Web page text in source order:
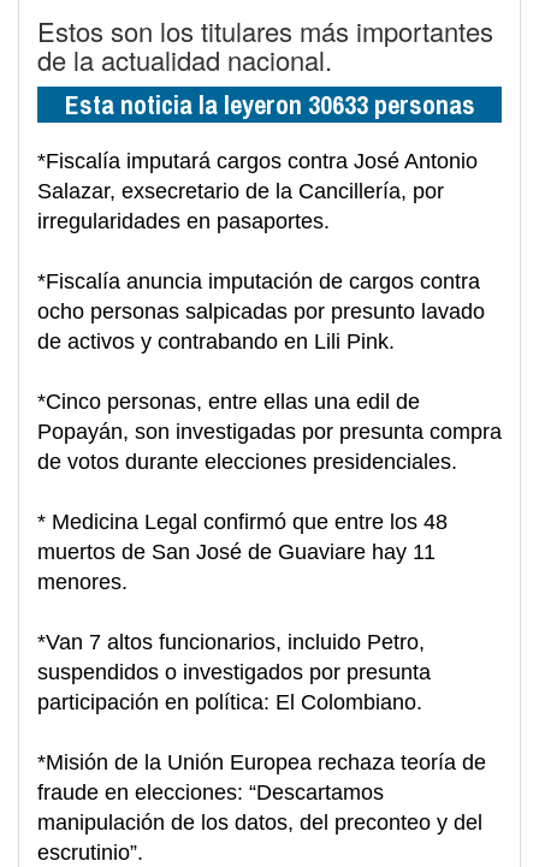
Estos son los titulares más importantes
de la actualidad nacional.
Esta noticia la leyeron 30633 personas
*Fiscalía imputará cargos contra José Antonio
Salazar, exsecretario de la Cancillería, por
irregularidades en pasaportes.
*Fiscalía anuncia imputación de cargos contra
ocho personas salpicadas por presunto lavado
de activos y contrabando en Lili Pink.
*Cinco personas, entre ellas una edil de
Popayán, son investigadas por presunta compra
de votos durante elecciones presidenciales.
* Medicina Legal confirmó que entre los 48
muertos de San José de Guaviare hay 11
menores.
*Van 7 altos funcionarios, incluido Petro,
suspendidos o investigados por presunta
participación en política: El Colombiano.
*Misión de la Unión Europea rechaza teoría de
fraude en elecciones: “Descartamos
manipulación de los datos, del preconteo y del
escrutinio”.